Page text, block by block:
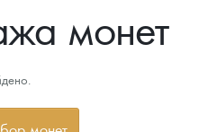
монет